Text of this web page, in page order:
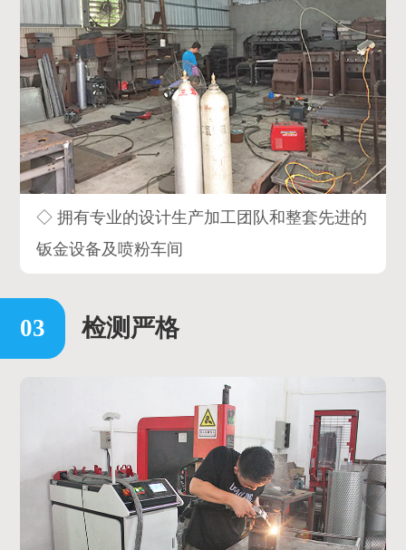
◇ 拥有专业的设计生产加工团队和整套先进的
钣金设备及喷粉车间
检测严格